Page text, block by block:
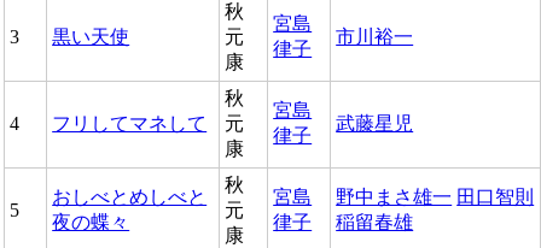
3 黒い天使
秋
元
康
宮島
律子
市川裕一
4 フリしてマネして
秋
元
康
宮島
律子
武藤星児
5
おしべとめしべと
夜の蝶々
秋
元
康
宮島
律子
野中まさ雄一 田口智則
稲留春雄